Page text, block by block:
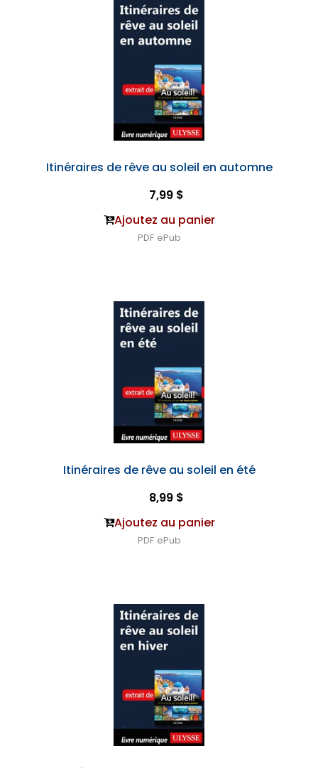
Itinéraires de rêve au soleil en automne
7,99 $
Ajoutez au panier
PDF ePub
Itinéraires de rêve au soleil en été
8,99 $
Ajoutez au panier
PDF ePub